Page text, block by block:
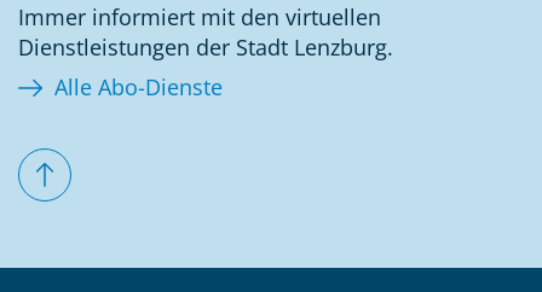
Immer informiert mit den virtuellen
Dienstleistungen der Stadt Lenzburg.
Alle Abo-Dienste